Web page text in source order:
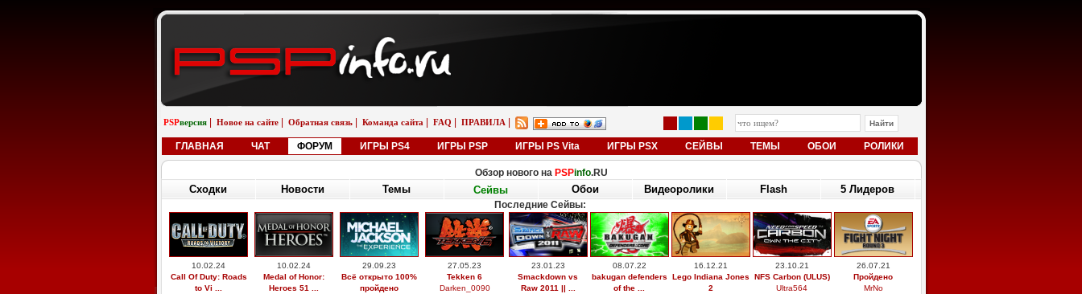
PSPверсия Новое на сайте Обратная связь Команда сайта FAQ ПРАВИЛА
ГЛАВНАЯ ЧАТ ФОРУМ ИГРЫ PS4 ИГРЫ PSP ИГРЫ PS Vita ИГРЫ PSX СЕЙВЫ ТЕМЫ ОБОИ РОЛИКИ
Обзор нового на PSPinfo.RU
Сходки Новости Темы Сейвы Обои Видеоролики Flash 5 Лидеров
Последние Сейвы:
10.02.24
Call Of Duty: Roads
to Vi ...
10.02.24
Medal of Honor:
Heroes 51 ...
29.09.23
Всё открыто 100%
пройдено
27.05.23
Tekken 6
Darken_0090
23.01.23
Smackdown vs
Raw 2011 || ...
08.07.22
bakugan defenders
of the ...
16.12.21
Lego Indiana Jones
2
23.10.21
NFS Carbon (ULUS)
Ultra564
26.07.21
Пройдено
MrNo